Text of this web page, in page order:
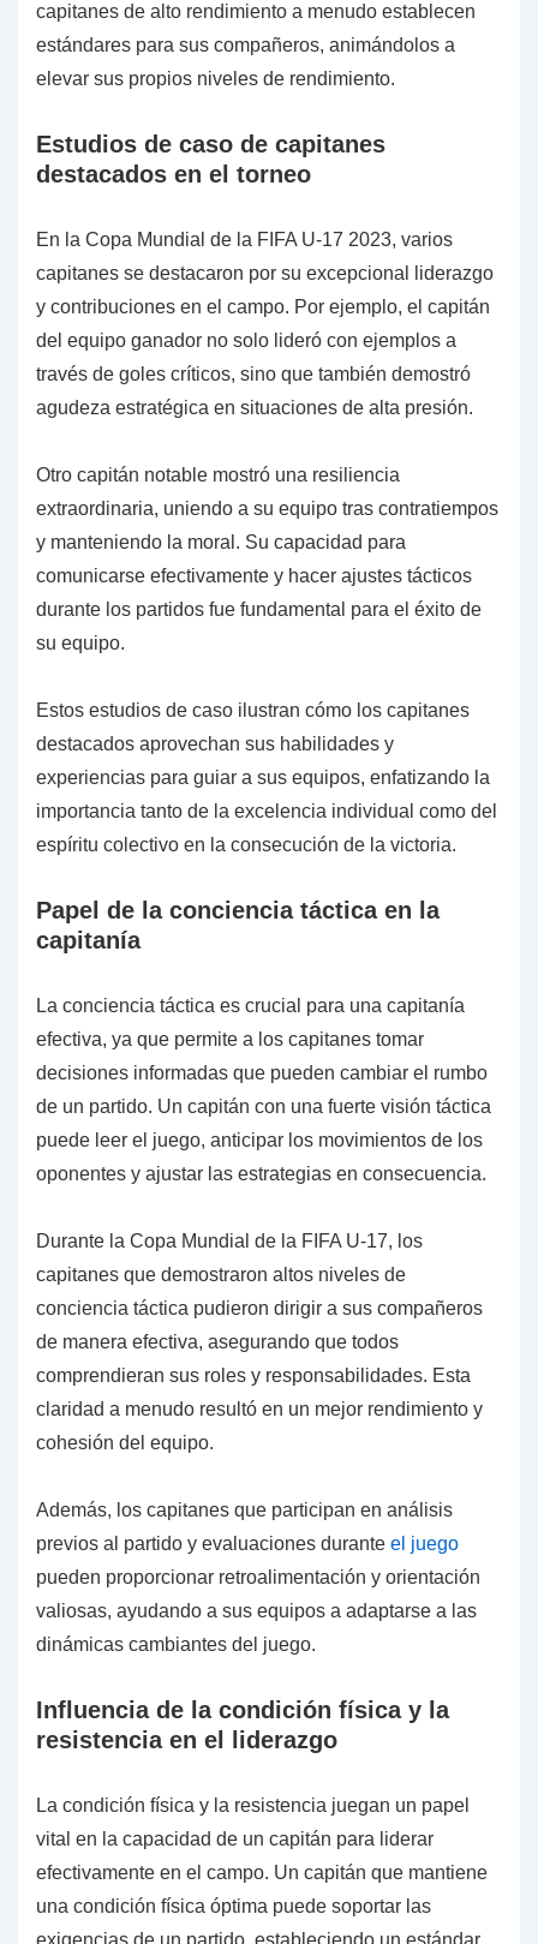
capitanes de alto rendimiento a menudo establecen
estándares para sus compañeros, animándolos a
elevar sus propios niveles de rendimiento.
Estudios de caso de capitanes
destacados en el torneo
En la Copa Mundial de la FIFA U-17 2023, varios
capitanes se destacaron por su excepcional liderazgo
y contribuciones en el campo. Por ejemplo, el capitán
del equipo ganador no solo lideró con ejemplos a
través de goles críticos, sino que también demostró
agudeza estratégica en situaciones de alta presión.
Otro capitán notable mostró una resiliencia
extraordinaria, uniendo a su equipo tras contratiempos
y manteniendo la moral. Su capacidad para
comunicarse efectivamente y hacer ajustes tácticos
durante los partidos fue fundamental para el éxito de
su equipo.
Estos estudios de caso ilustran cómo los capitanes
destacados aprovechan sus habilidades y
experiencias para guiar a sus equipos, enfatizando la
importancia tanto de la excelencia individual como del
espíritu colectivo en la consecución de la victoria.
Papel de la conciencia táctica en la
capitanía
La conciencia táctica es crucial para una capitanía
efectiva, ya que permite a los capitanes tomar
decisiones informadas que pueden cambiar el rumbo
de un partido. Un capitán con una fuerte visión táctica
puede leer el juego, anticipar los movimientos de los
oponentes y ajustar las estrategias en consecuencia.
Durante la Copa Mundial de la FIFA U-17, los
capitanes que demostraron altos niveles de
conciencia táctica pudieron dirigir a sus compañeros
de manera efectiva, asegurando que todos
comprendieran sus roles y responsabilidades. Esta
claridad a menudo resultó en un mejor rendimiento y
cohesión del equipo.
Además, los capitanes que participan en análisis
previos al partido y evaluaciones durante el juego
pueden proporcionar retroalimentación y orientación
valiosas, ayudando a sus equipos a adaptarse a las
dinámicas cambiantes del juego.
Influencia de la condición física y la
resistencia en el liderazgo
La condición física y la resistencia juegan un papel
vital en la capacidad de un capitán para liderar
efectivamente en el campo. Un capitán que mantiene
una condición física óptima puede soportar las